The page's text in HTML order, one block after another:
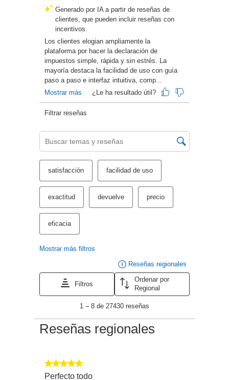
TurboTax Expert Assist Business
Sole Proprietor
TurboTax Desktop Premier
TurboTax Desktop Home &
Business
TurboTax Desktop Business